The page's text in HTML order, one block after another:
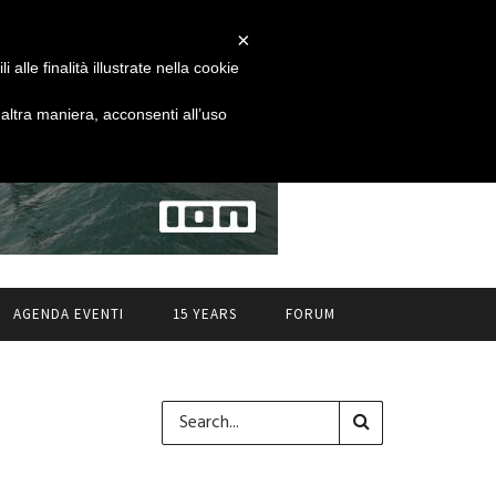
AGENDA EVENTI 15 YEARS FORUM
×
alle finalità illustrate nella cookie
maniera, acconsenti all’uso